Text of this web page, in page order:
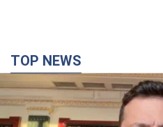
"Захист нашого життя":
антибалістику FREYJA,